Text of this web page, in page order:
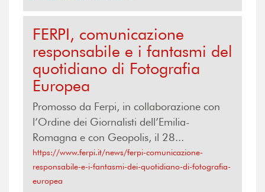
FERPI, comunicazione
responsabile e i fantasmi del
quotidiano di Fotografia
Europea
Promosso da Ferpi, in collaborazione con
l’Ordine dei Giornalisti dell’Emilia-
Romagna e con Geopolis, il 28...
https://www.ferpi.it/news/ferpi-comunicazione-
responsabile-e-i-fantasmi-dei-quotidiano-di-fotografia-
europea